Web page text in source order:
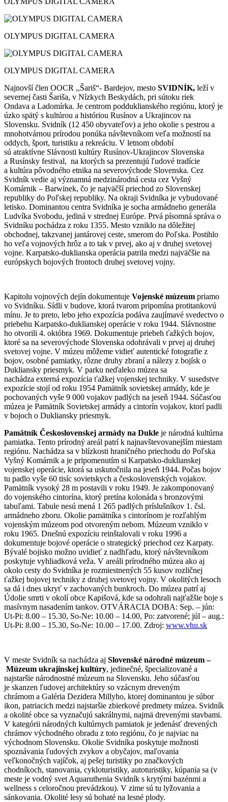
OLYMPUS DIGITAL CAMERA
OLYMPUS DIGITAL CAMERA
Najnovší člen OOCR ,,Šariš“- Bardejov, mesto SVIDNÍK, leží v
severnej časti Šariša, v Nízkych Beskydách, pri sútoku riek
Ondava a Ladomírka. Je centrom podduklianského regiónu, ktorý je
úzko spätý s kultúrou a históriou Rusínov a Ukrajincov na
Slovensku. Svidník (12 450 obyvateľov) a jeho okolie s pestrou a
mnohotvárnou prírodou ponúka návštevníkom veľa možností na
oddych, šport, turistiku a rekreáciu. V letnom období
sú atraktívne Slávnosti kultúry Rusínov-Ukrajincov Slovenska
a Rusínsky festival, na ktorých sa prezentujú ľudové tradície
a kultúra pôvodného etnika na severovýchode Slovenska. Cez
Svidník vedie aj významná medzinárodná cesta cez Vyšný
Komárnik – Barwinek, čo je najväčší priechod zo Slovenskej
republiky do Poľskej republiky. Na okraji Svidníka je vybudované
letisko. Dominantou centra Svidníka je socha armádneho generála
Ludvíka Svobodu, jediná v strednej Európe. Prvá písomná správa o
Svidníku pochádza z roku 1355. Mesto vzniklo na dôležitej
obchodnej, takzvanej jantárovej ceste, smerom do Poľska. Postihlo
ho veľa vojnových hrôz a to tak v prvej, ako aj v druhej svetovej
vojne. Karpatsko-duklianska operácia patrila medzi najväčšie na
európskych bojových frontoch druhej svetovej vojny.
Kapitolu vojnových dejín dokumentuje Vojenské múzeum priamo
vo Svidníku. Sídli v budove, ktorá tvarom pripomína protitankovú
mínu. Je to preto, lebo jeho expozícia podáva zaujímavé svedectvo o
priebehu Karpatsko-duklianskej operácie v roku 1944. Slávnostne
ho otvorili 4. októbra 1969. Dokumentuje priebeh ťažkých bojov,
ktoré sa na severovýchode Slovenska odohrávali v prvej aj druhej
svetovej vojne. V múzeu môžeme vidieť autentické fotografie z
bojov, osobné pamiatky, rôzne druhy zbraní a nálezy z bojísk o
Dukliansky priesmyk. V parku neďaleko múzea sa
nachádza externá expozícia ťažkej vojenskej techniky. V susedstve
expozície stojí od roku 1954 Pamätník sovietskej armády, kde je
pochovaných vyše 9 000 vojakov padlých na jeseň 1944. Súčasťou
múzea je Pamätník Sovietskej armády a cintorín vojakov, ktorí padli
v bojoch o Dukliansky priesmyk.
Pamätník Československej armády na Dukle je národná kultúrna
pamiatka. Tento prírodný areál patrí k najnavštevovanejším miestam
regiónu. Nachádza sa v blízkosti hraničného priechodu do Poľska
Vyšný Komárnik a je pripomenutím si Karpatsko-duklianskej
vojenskej operácie, ktorá sa uskutočnila na jeseň 1944. Počas bojov
tu padlo vyše 60 tisíc sovietskych a československých vojakov.
Pamätník vysoký 28 m postavili v roku 1949. Je zakomponovaný
do vojenského cintorína, ktorý pretína kolonáda s bronzovými
tabuľami. Tabule nesú mená 1 265 padlých príslušníkov 1. čsl.
armádneho zboru. Okolie pamätníka s cintorínom je rozľahlým
vojenským múzeom pod otvoreným nebom. Múzeum vzniklo v
roku 1965. Dnešnú expozíciu reinštalovali v roku 1996 a
dokumentuje bojové operácie o strategický priechod cez Karpaty.
Bývalé bojisko možno uvidieť z nadhľadu, ktorý návštevníkom
poskytuje vyhliadková veža. V areáli prírodného múzea ako aj
okolo cesty do Svidníka je rozmiestnených 55 kusov rozličnej
ťažkej bojovej techniky z druhej svetovej vojny. V okolitých lesoch
sa dá i dnes ukryť v zachovaných bunkroch. Do múzea patrí aj
Údolie smrti v okolí obce Kapišová, kde sa odohrali najťažšie boje s
masívnym nasadením tankov. OTVÁRACIA DOBA: Sep. – jún:
Ut-Pi: 8.00 – 15.30, So-Ne: 10.00 – 14.00, Po: zatvorené; júl – aug.:
Ut-Pi: 8.00 – 15.30, So-Ne: 10.00 – 17.00. Zdroj: www.vhu.sk
V meste Svidník sa nachádza aj Slovenské národné múzeum –
Múzeum ukrajinskej kultúry, jedinečné, špecializované a
najstaršie národnostné múzeum na Slovensku. Jeho súčasťou
je skanzen ľudovej architektúry so vzácnym dreveným
chrámom a Galéria Dezidera Millyho, ktorej dominantou je súbor
ikon, patriacich medzi najstaršie zbierkové predmety múzea. Svidník
a okolité obce sa vyznačujú sakrálnymi, najmä drevenými stavbami.
V kategórii národných kultúrnych pamiatok je jedenásť drevených
chrámov východného obradu z toto regiónu, čo je najviac na
východnom Slovensku. Okolie Svidníka poskytuje možnosti
spoznávania ľudových zvykov a obyčajov, maľovania
veľkonočných vajíčok, aj pešej turistiky po značkových
chodníkoch, stanovania, cykloturistiky, autoturistiky, kúpania sa (v
meste je vodný svet Aquaruthenia Svidník s krytými bazénmi a
wellness s celoročnou prevádzkou). V zime sú tu lyžovania a
sánkovania. Okolité lesy sú bohaté na lesné plody.